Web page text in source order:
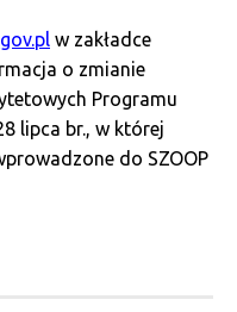
w zakładce
o zmianie
Programu
lipca br., w której
do SZOOP